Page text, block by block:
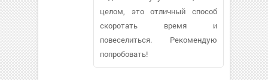
целом, это отличный способ
скоротать время и
повеселиться. Рекомендую
попробовать!